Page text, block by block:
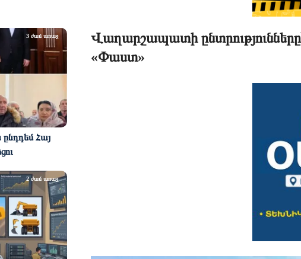
Հայ
3 ժամ առաջ
2 ժամ առաջ
Վաղարշապատի
«Փաստ»